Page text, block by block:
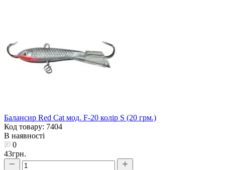
Балансир Red Cat мод. F-20 колір S (20 грм.)
Код товару: 7404
В наявності
0
43грн.